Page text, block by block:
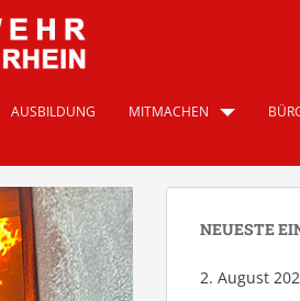
AUSBILDUNG MITMACHEN
NEUESTE
2. August